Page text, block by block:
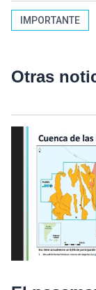
IMPORTANTE
Otras